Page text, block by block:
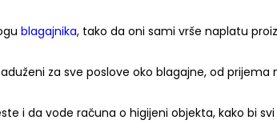
blagajnika, tako da oni sami vrše naplatu
za sve poslove oko blagajne, od
i da vode računa o higijeni objekta, kako bi